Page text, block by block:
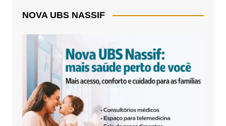
NOVA UBS NASSIF